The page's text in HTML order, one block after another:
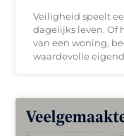
Veiligheid speelt
dagelijks leven. Of
van een woning,
waardevolle